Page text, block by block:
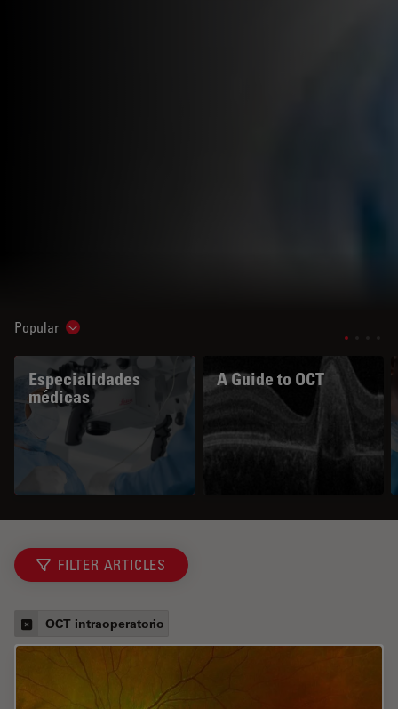
Popular Show subnavigation
Especialidades
médicas
A Guide to OCT
FILTER ARTICLES
OCT intraoperatorio